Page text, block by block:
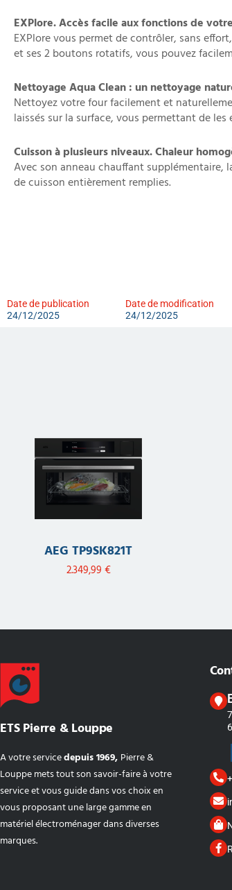
EXPlore. Accès facile aux fonctions de
EXPlore vous permet de contrôler, sans
et ses 2 boutons rotatifs, vous pouvez
Nettoyage Aqua Clean : un nettoyage
Nettoyez votre four facilement et
laissés sur la surface, vous permettant de
Cuisson à plusieurs niveaux. Chaleur
Avec son anneau chauffant supplémentaire,
de cuisson entièrement remplies.
Date de publication
24/12/2025
Date de modification
24/12/2025
AEG TP9SK821T
2.349,99 €
ETS Pierre & Louppe
A votre servicedepuis 1969, Pierre &
Louppe mets tout son savoir-faire à votre
service et vous guide dans vos choix en
vous proposant une large gamme en
matériel électroménager dans diverses
marques.